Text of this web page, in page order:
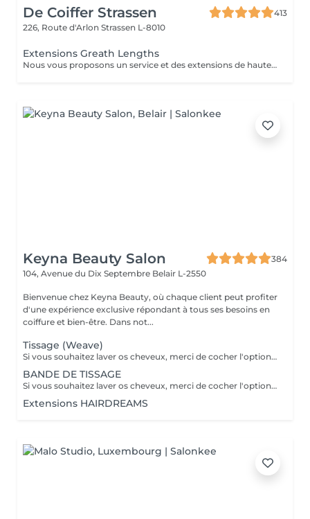
De Coiffer Strassen
413
226, Route d'Arlon Strassen L-8010
Extensions Greath Lengths
Nous vous proposons un service et des extensions de haute qualité, en collaborant avec la marque exclusive Great Lengths! En cas de questions veuillez appeler au +352 26 35 02 89 Devis gratuit!
Keyna Beauty Salon
384
104, Avenue du Dix Septembre Belair L-2550
Bienvenue chez Keyna Beauty, où chaque client peut profiter
d'une expérience exclusive répondant à tous ses besoins en
coiffure et bien-être. Dans not...
Tissage (Weave)
Si vous souhaitez laver os cheveux, merci de cocher l'option correspondante dans les prestations et combiner avec la coiffure selon ce qui est disponible. merci de contacter le salon pour vérifier la disponibilité des cheveux. Important: cheveux sans tresse ni noeuds à l'arrivée; tout noeuds ou tressage entraîne l'annulation et 50% de la prestation est retenu. Toute arrivée retardée de 15-30 minutes ou plus entraînera l'annulation automatique du rendez-vous.
BANDE DE TISSAGE
Si vous souhaitez laver os cheveux, merci de cocher l'option correspondante dans les prestations et combiner avec la coiffure selon ce qui est disponible. merci de contacter le salon pour vérifier la disponibilité des cheveux. Important: cheveux sans tresse ni noeuds à l'arrivée; tout noeuds ou tressage entraîne l'annulation et 50% de la prestation est retenu. Toute arrivée retardée de 15-30 minutes ou plus entraînera l'annulation automatique du rendez-vous.
Extensions HAIRDREAMS